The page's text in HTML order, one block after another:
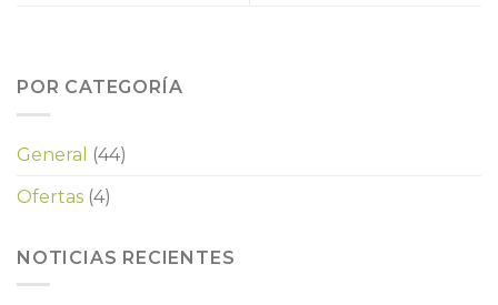
POR CATEGORÍA
General
(44)
Ofertas (4)
NOTICIAS RECIENTES